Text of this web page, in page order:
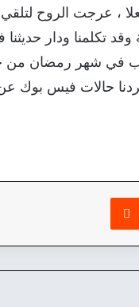
عرجت الروح لتلقي
تكلمنا ودار
في شهر رمضان من
حالات فيس بوك